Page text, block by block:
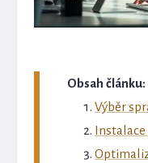
Obsah článku:
Výběr
Instalace